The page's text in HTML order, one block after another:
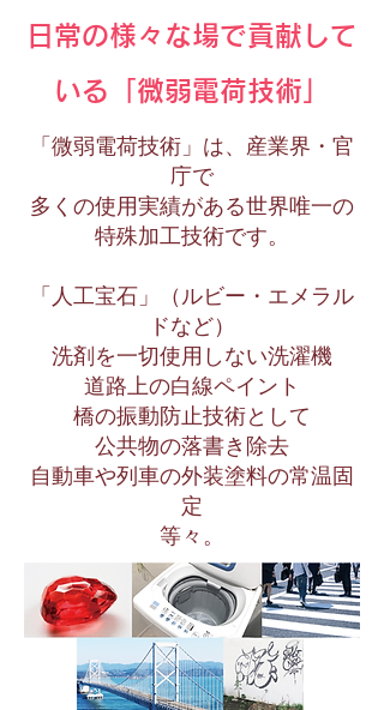
日常の様々な場で貢献して
いる「微弱電荷技術」
「微弱電荷技術」は、産業界・官
庁で
多くの使用実績がある世界唯一の
特殊加工技術です。
「人工宝石」（ルビー・エメラル
ドなど）
洗剤を一切使用しない洗濯機
道路上の白線ペイント
橋の振動防止技術として
公共物の落書き除去
自動車や列車の外装塗料の常温固
定
​等々。